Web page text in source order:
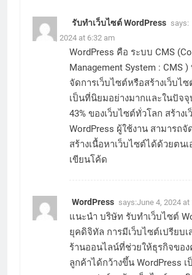
รับทำเว็บไซต์ WordPress says:
June 1, 2024 at 6:32 am
WordPress คือ ระบบ CMS
Management System : CMS
จัดการเว็บไซต์หรือสร้างเว็บไซ
เป็นที่นิยมอย่างมากและในปัจ
43% ของเว็บไซต์ทั่วโลก สร้าง
WordPress ผู้ใช้งาน สามารถจั
สร้างเนื้อหาเว็บไซต์ได้ด้วยตน
เขียนโค้ด
WordPress says:June 4, 2024 at
แนะนำ บริษัท รับทำเว็บไซต์
ยุคดิจิทัล การมีเว็บไซต์เปรียบ
ร้านออนไลน์ที่ช่วยให้ธุรกิจขอ
ลูกค้าได้กว้างขึ้น WordPress เ